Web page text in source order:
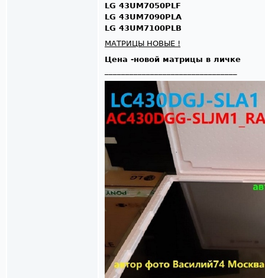
LG 43UM7050PLF
LG 43UM7090PLA
LG 43UM7100PLB
МАТРИЦЫ НОВЫЕ !
Цена -новой матрицы в личке